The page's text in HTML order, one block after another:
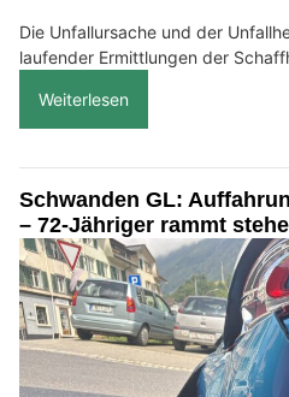
Die Unfallursache und der
laufender Ermittlungen der
Weiterlesen
Schwanden GL:
– 72-Jähriger rammt